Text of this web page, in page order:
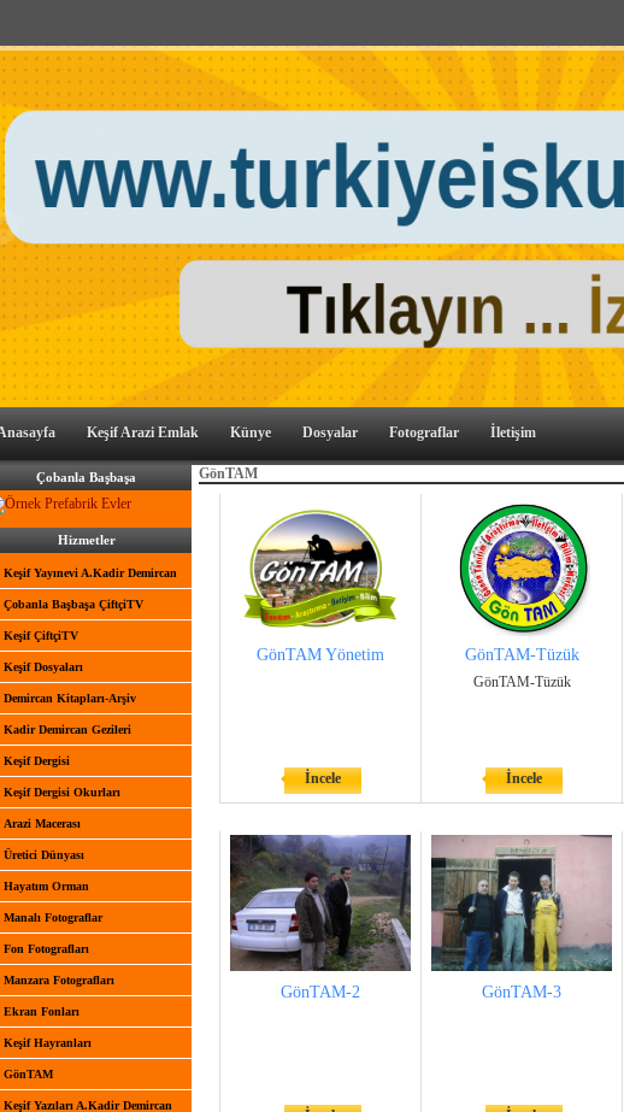
Keşif Arazi Emlak Künye Dosyalar Fotograflar İletişim
Çobanla Başbaşa
Hizmetler
Keşif Yayınevi A.Kadir Demircan
Çobanla Başbaşa ÇiftçiTV
Keşif ÇiftçiTV
Keşif Dosyaları
Demircan Kitapları-Arşiv
Kadir Demircan Gezileri
Keşif Dergisi
Keşif Dergisi Okurları
Arazi Macerası
Üretici Dünyası
Hayatım Orman
Manalı Fotograflar
Fon Fotografları
Manzara Fotografları
Ekran Fonları
Keşif Hayranları
GönTAM
Keşif Yazıları A.Kadir Demircan
GönTAM
GönTAM Yönetim
İncele
GönTAM-Tüzük
GönTAM-Tüzük
İncele
GönTAM-2 GönTAM-3